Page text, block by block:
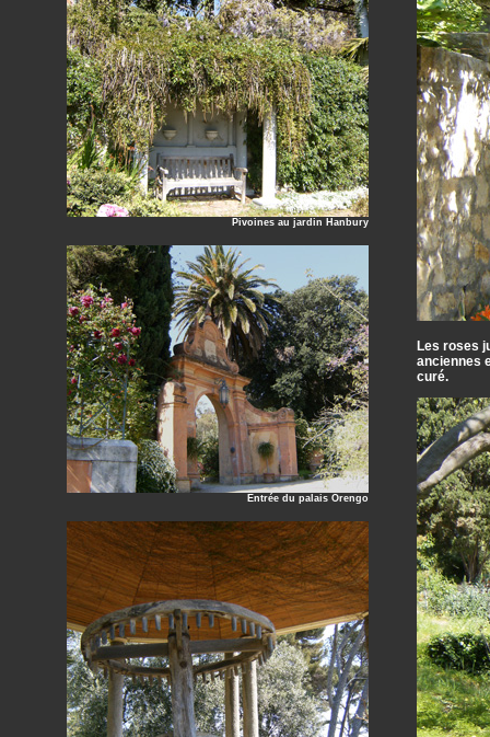
Pivoines au jardin Hanbury
Entrée du palais Orengo
Les roses
anciennes
curé.